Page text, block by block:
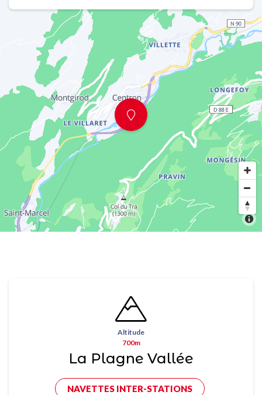
Altitude
700m
La Plagne Vallée
NAVETTES INTER-STATIONS